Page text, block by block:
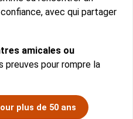
avec qui partager
amicales ou
preuves pour rompre la
plus de 50 ans